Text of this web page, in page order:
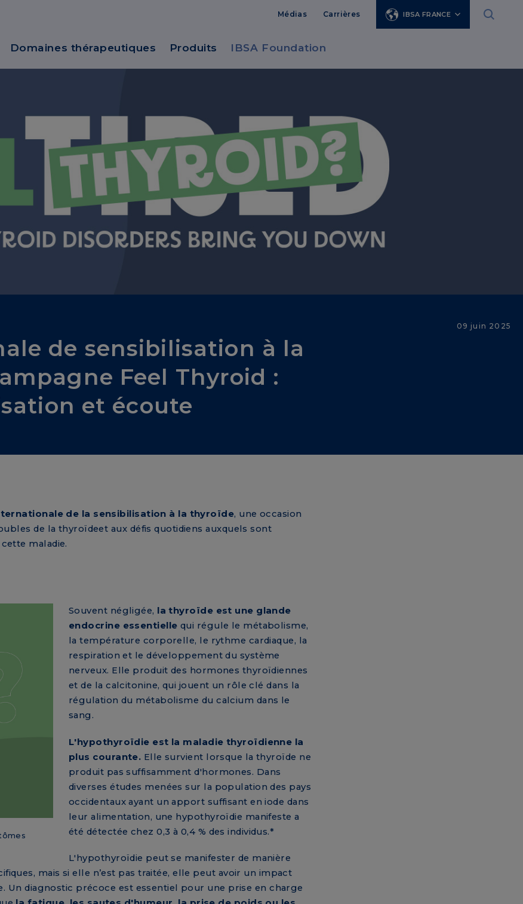
Médias Carrières IBSA FRANCE
Domaines thérapeutiques Produits IBSA Foundation
09 juin 2025
de sensibilisation à la
Feel Thyroid :
et écoute
de la sensibilisation à la thyroïde, une occasion
de la thyroïdeet aux défis quotidiens auxquels sont
maladie.
Souvent négligée, la thyroïde est une glande
endocrine essentielle qui régule le métabolisme,
la température corporelle, le rythme cardiaque, la
respiration et le développement du système
nerveux. Elle produit des hormones thyroïdiennes
et de la calcitonine, qui jouent un rôle clé dans la
régulation du métabolisme du calcium dans le
sang.
L'hypothyroïdie est la maladie thyroïdienne la
plus courante. Elle survient lorsque la thyroïde ne
produit pas suffisamment d'hormones. Dans
diverses études menées sur la population des pays
occidentaux ayant un apport suffisant en iode dans
leur alimentation, une hypothyroïdie manifeste a
été détectée chez 0,3 à 0,4 % des individus.*
L'hypothyroïdie peut se manifester de manière
mais si elle n’est pas traitée, elle peut avoir un impact
Un diagnostic précoce est essentiel pour une prise en charge